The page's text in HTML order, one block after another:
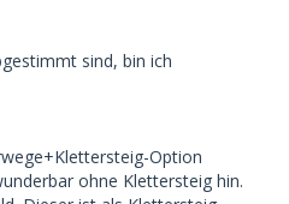
sind, bin ich
Option
ohne Klettersteig hin.